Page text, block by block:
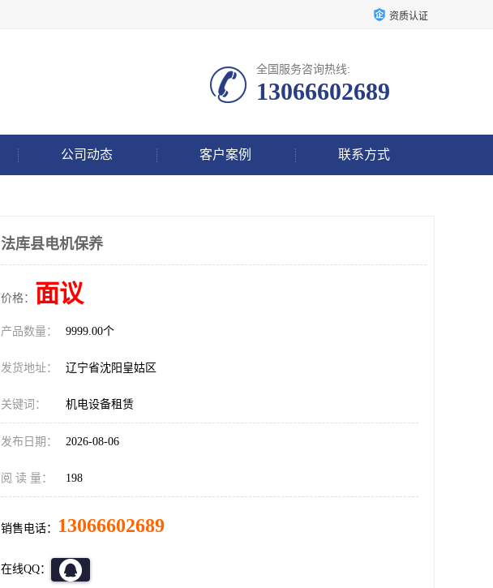
资质认证
全国服务咨询热线:
13066602689
公司动态 客户案例 联系方式
法库县电机保养
价格： 面议
产品数量： 9999.00个
发货地址： 辽宁省沈阳皇姑区
关键词： 机电设备租赁
发布日期： 2026-08-06
阅 读 量： 198
销售电话： 13066602689
在线QQ：